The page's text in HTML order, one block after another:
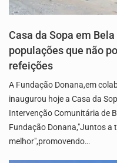
Casa da Sopa em
populações que não
refeições
A Fundação Donana,em
inaugurou hoje a Casa da
Intervenção Comunitária de
Fundação Donana,"Juntos
melhor",promovendo…